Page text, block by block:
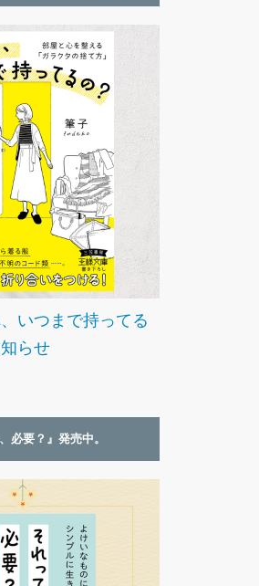
いつまで持ってる
らせ
必要？』発売中。